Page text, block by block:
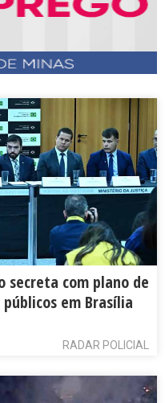
secreta com plano de
em Brasília
RADAR POLICIAL